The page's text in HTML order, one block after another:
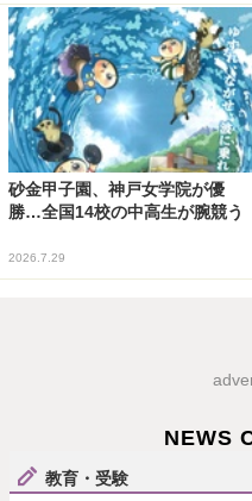
砂金甲子園、神戸女学院が優
勝…全国14校の中高生が腕競う
2026.7.29
NEWS
教育・受験